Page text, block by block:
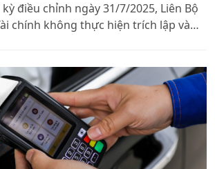
điều chỉnh ngày 31/7/2025, Liên Bộ
chính không thực hiện trích lập và